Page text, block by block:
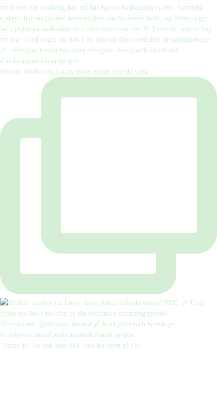
Hvilken cowboy fra Lucky River Ranch ville du vælg
“Næste år.” To ord, som AGF-fans har levet på i år